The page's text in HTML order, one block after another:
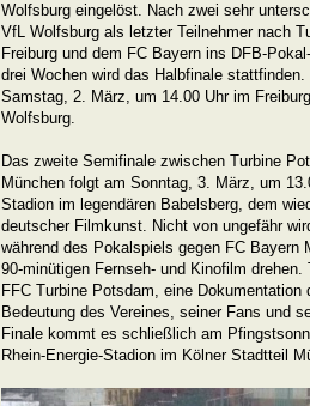
Wolfsburg eingelöst. Nach zwei sehr
VfL Wolfsburg als letzter Teilnehmer nach
Freiburg und dem FC Bayern ins DFB-
drei Wochen wird das Halbfinale
Samstag, 2. März, um 14.00 Uhr im
Wolfsburg.
Das zweite Semifinale zwischen Turbine
München folgt am Sonntag, 3. März, um
Stadion im legendären Babelsberg, dem
deutscher Filmkunst. Nicht von ungefähr
während des Pokalspiels gegen FC Bayern
90-minütigen Fernseh- und Kinofilm
FFC Turbine Potsdam, eine Dokumentation
Bedeutung des Vereines, seiner Fans und
Finale kommt es schließlich am
Rhein-Energie-Stadion im Kölner Stadtteil